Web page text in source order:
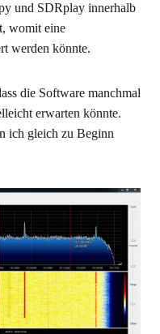
und SDRplay innerhalb
womit eine
werden könnte.
die Software manchmal
erwarten könnte.
ich gleich zu Beginn